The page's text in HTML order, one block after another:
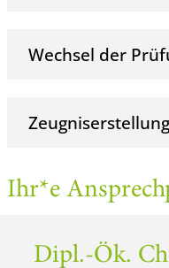
Wechsel der
Zeugniserstellung
Ihr*e
Dipl.-Ök.